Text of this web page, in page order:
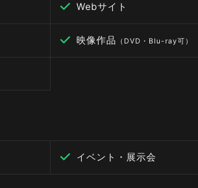
Webサイト
映像作品 （DVD・Blu-ray可）
イベント・展示会